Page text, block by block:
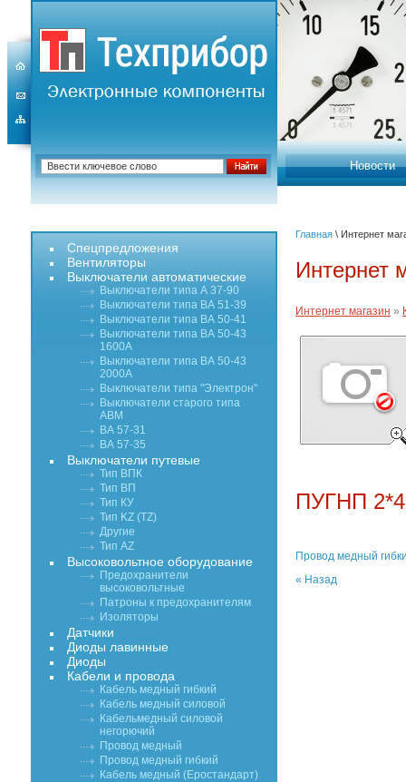
Новости
Главная \ Интернет
Интернет
Интернет магазин »
ПУГНП 2*4
Провод медный
« Назад
Спецпредложения
Вентиляторы
Выключатели автоматические
Выключатели типа А 37-90
Выключатели типа ВА 51-39
Выключатели типа ВА 50-41
Выключатели типа ВА 50-43
1600А
Выключатели типа ВА 50-43
2000А
Выключатели типа "Электрон"
Выключатели старого типа
АВМ
ВА 57-31
ВА 57-35
Выключатели путевые
Тип ВПК
Тип ВП
Тип КУ
Тип KZ (TZ)
Другие
Тип AZ
Высоковольтное оборудование
Предохранители
высоковольтные
Патроны к предохранителям
Изоляторы
Датчики
Диоды лавинные
Диоды
Кабели и провода
Кабель медный гибкий
Кабель медный силовой
Кабельмедный силовой
негорючий
Провод медный
Провод медный гибкий
Кабель медный (Еростандарт)